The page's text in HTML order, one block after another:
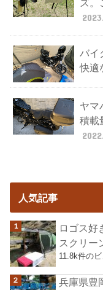
ズ。
バイ
快適
ヤマ
積載
人気記事
ロゴス好
スクリー
11.8k件の
兵庫県豊